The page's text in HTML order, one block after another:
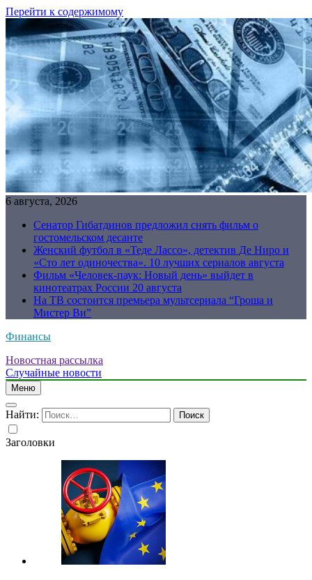
Перейти к содержимому
6 августа, 2026
Сенатор Гибатдинов предложил снять фильм о
гостомельском десанте
Женский футбол в «Теде Лассо», детектив Де Ниро и
«Сто лет одиночества». 10 лучших сериалов августа
Фильм «Человек-паук: Новый день» выйдет в
кинотеатрах России 20 августа
На ТВ состоится премьера мультсериала “Гроша и
Мистер Ви”
Финансы
Новостная рассылка
Случайные новости
Меню
Найти:
Заголовки